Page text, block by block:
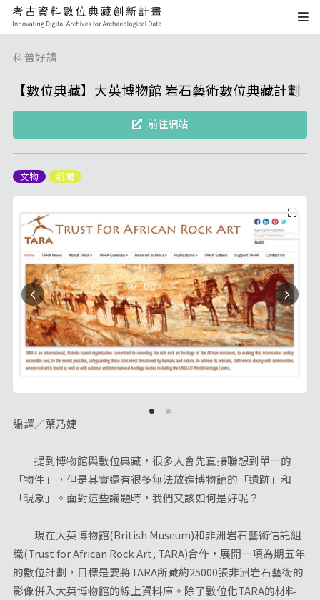
科普好讀
【數位典藏】大英博物館 岩石藝術數位典藏計劃
前往網站
文物 新聞
編譯／葉乃婕
提到博物館與數位典藏，很多人會先直接聯想到單一的
「物件」，但是其實還有很多無法放進博物館的「遺跡」和
「現象」。面對這些議題時，我們又該如何是好呢？
現在大英博物館(British Museum)和非洲岩石藝術信託組
織(Trust for African Rock Art, TARA)合作，展開一項為期五年
的數位計劃，目標是要將TARA所藏約25000張非洲岩石藝術的
影像併入大英博物館的線上資料庫。除了數位化TARA的材料